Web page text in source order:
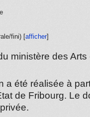
fini) [afficher]
ministère des
a été réalisée à
de Fribourg. Le